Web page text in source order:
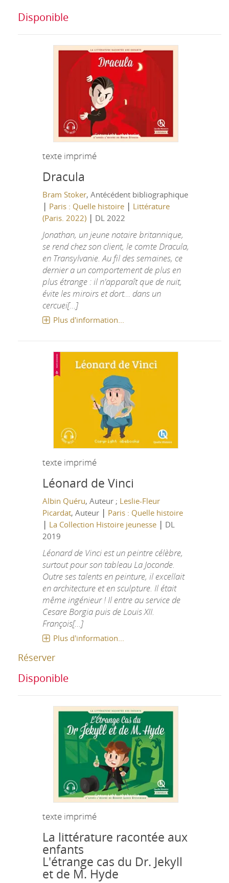
Disponible
texte imprimé
Dracula
Bram Stoker, Antécédent bibliographique
| Paris : Quelle histoire| Littérature
(Paris. 2022)| DL 2022
Jonathan, un jeune notaire britannique,
se rend chez son client, le comte Dracula,
en Transylvanie. Au fil des semaines, ce
dernier a un comportement de plus en
plus étrange : il n'apparaît que de nuit,
évite les miroirs et dort… dans un
cercuei[...]
Plus d'information...
texte imprimé
Léonard de Vinci
Albin Quéru, Auteur ; Leslie-Fleur
Picardat, Auteur | Paris : Quelle histoire
| La Collection Histoire jeunesse| DL
2019
Léonard de Vinci est un peintre célèbre,
surtout pour son tableau La Joconde.
Outre ses talents en peinture, il excellait
en architecture et en sculpture. Il était
même ingénieur ! Il entre au service de
Cesare Borgia puis de Louis XII.
François[...]
Plus d'information...
Réserver
Disponible
texte imprimé
La littérature racontée aux
enfants
L'étrange cas du Dr. Jekyll
et de M. Hyde